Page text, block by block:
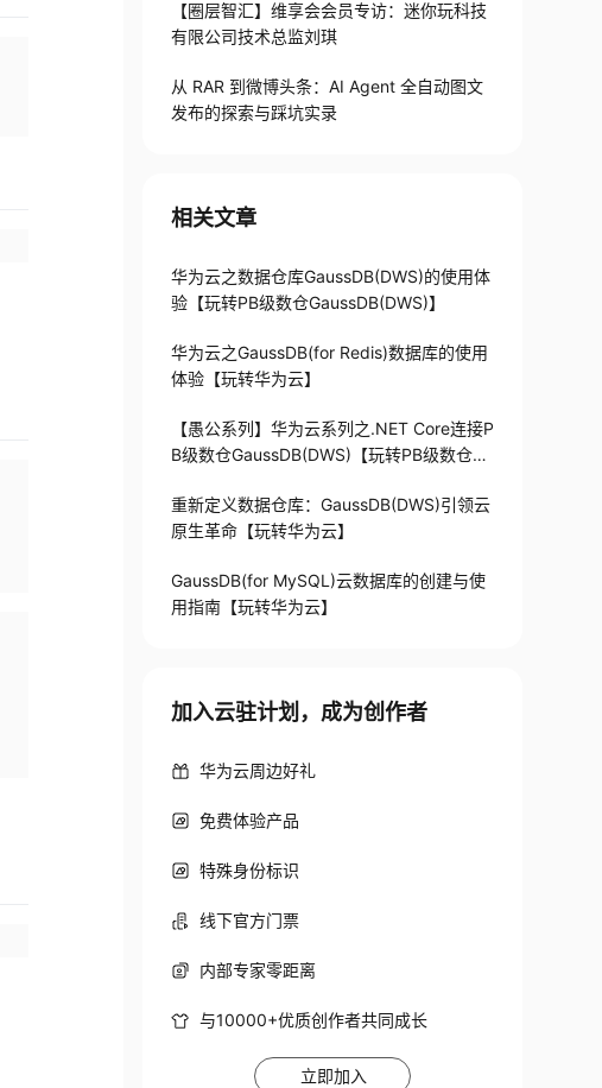
【圈层智汇】维享会会员专访：迷你玩科技
有限公司技术总监刘琪
从 RAR 到微博头条：AI Agent 全自动图文
发布的探索与踩坑实录
相关文章
华为云之数据仓库GaussDB(DWS)的使用体
验【玩转PB级数仓GaussDB(DWS)】
华为云之GaussDB(for Redis)数据库的使用
体验【玩转华为云】
【愚公系列】华为云系列之.NET Core连接P
B级数仓GaussDB(DWS)【玩转PB级数仓Ga
重新定义数据仓库：GaussDB(DWS)引领云
原生革命【玩转华为云】
GaussDB(for MySQL)云数据库的创建与使
用指南【玩转华为云】
加入云驻计划，成为创作者
华为云周边好礼
免费体验产品
特殊身份标识
线下官方门票
内部专家零距离
与10000+优质创作者共同成长
立即加入